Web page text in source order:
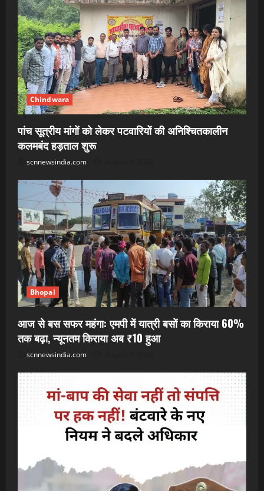
Chindwara
पांच सूत्रीय मांगों को लेकर पटवारियों की अनिश्चितकालीन
कलमबंद हड़ताल शुरू
scnnewsindia.com
Bhopal
आज से बस सफर महंगा: एमपी में यात्री बसों का किराया 60%
तक बढ़ा, न्यूनतम किराया अब ₹10 हुआ
scnnewsindia.com